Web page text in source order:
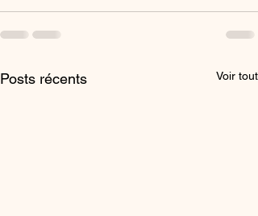
Posts récents Voir tout